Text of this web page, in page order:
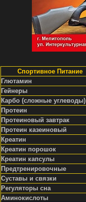
Спортивное Питание
Глютамин
Гейнеры
Карбо (сложные углеводы)
Протеин
Протеиновый завтрак
Протеин казеиновый
Креатин
Креатин порошок
Креатин капсулы
Предтренировочные
Суставы и связки
Регуляторы сна
Аминокислоты